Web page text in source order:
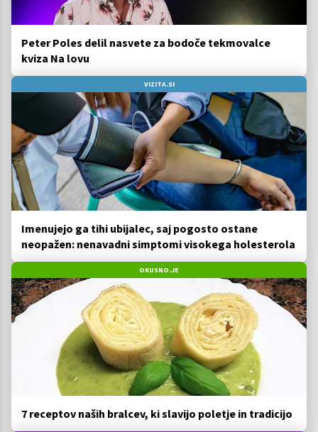
Peter Poles delil nasvete za bodoče tekmovalce
kviza Na lovu
VIZITA.SI
Imenujejo ga tihi ubijalec, saj pogosto ostane
neopažen: nenavadni simptomi visokega holesterola
OKUSNO.JE
7 receptov naših bralcev, ki slavijo poletje in tradicijo